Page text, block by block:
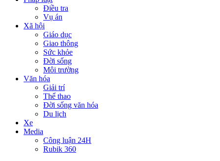
Điều tra
Vụ án
Xã hội
Giáo dục
Giao thông
Sức khỏe
Đời sống
Môi trường
Văn hóa
Giải trí
Thể thao
Đời sống văn hóa
Du lịch
Xe
Media
Công luận 24H
Rubik 360